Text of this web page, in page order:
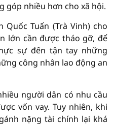
góp nhiều hơn cho xã hội.
Tuấn (Trà Vinh) cho
lớn cần được tháo gỡ, để
sự đến tận tay những
công nhân lao động an
người dân có nhu cầu
vốn vay. Tuy nhiên, khi
nặng tài chính lại khá